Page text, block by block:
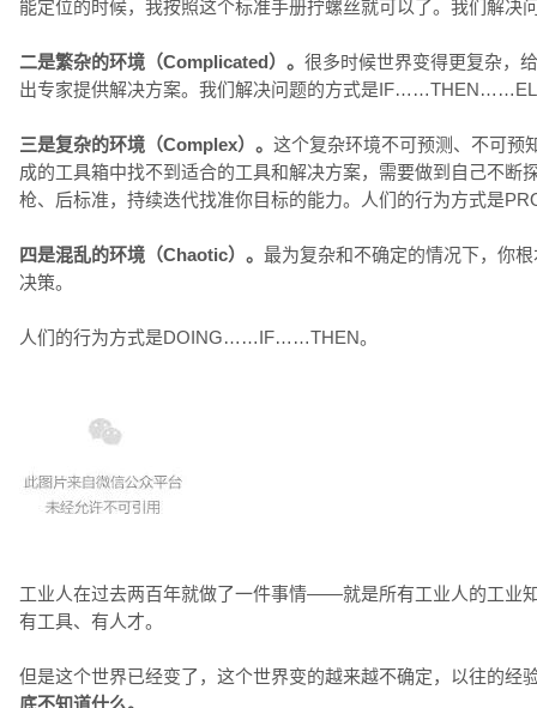
能定位的时候，我按照这个标准手册拧螺丝就可以了。我们解
二是繁杂的环境（Complicated）。 很多时候世界变得更复杂，
出专家提供解决方案。我们解决问题的方式是
三是复杂的环境（Complex）。 这个复杂环境不可预测、不可预
成的工具箱中找不到适合的工具和解决方案，需要做到自己不
枪、后标准，持续迭代找准你目标的能力。人们的行为方式是
四是混乱的环境（Chaotic）。 最为复杂和不确定的情况下，你
决策。
人们的行为方式是DOING……IF……THEN。
工业人在过去两百年就做了一件事情——就是所有工业人的工业
有工具、有人才。
但是这个世界已经变了，这个世界变的越来越不确定，以往的经
底不知道什么。